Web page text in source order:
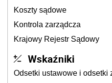
Koszty sądowe
Kontrola zarządcza
Krajowy Rejestr Sądowy
Wskaźniki
Odsetki ustawowe i odsetki